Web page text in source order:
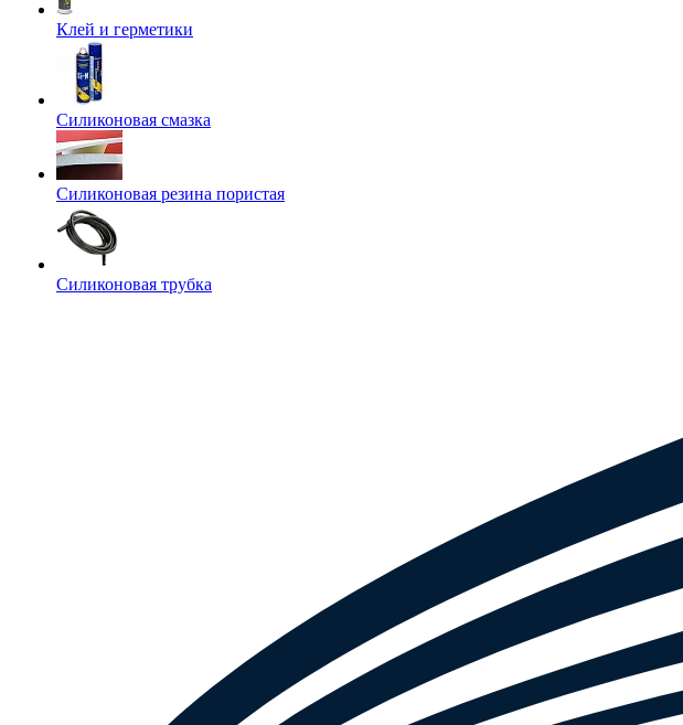
Клей и герметики
Силиконовая смазка
Силиконовая резина пористая
Силиконовая трубка